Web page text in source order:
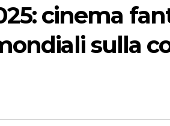
cinema
sulla